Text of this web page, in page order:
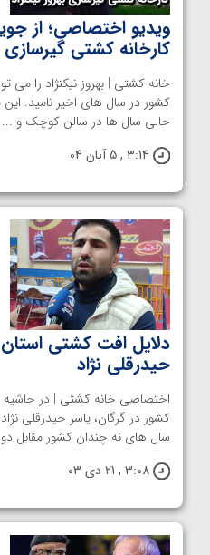
ویدیو اختصاصی؛ از
کارخانه کشتی گیرسازی
خانه کشتی | بهروز نیکنژاد را می
کشور در سال های اخیر نامید.
حالی سال ها در سالن کوچک و ...
3:14 , 5 آبان 04
دلایل افت کشتی استان
حیدرقلی نژاد
اختصاصی خانه کشتی | در حاشیه
کشور در گرگان، یاسر حیدرقلی
سال های نه چندان کشور مقابل
3:08 , 21 دی 03